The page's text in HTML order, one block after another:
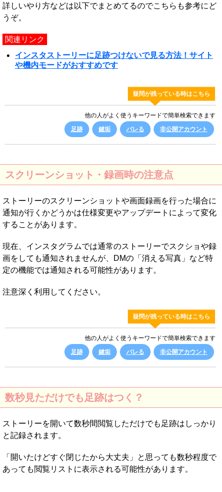
詳しいやり方などは以下でまとめてるのでこちらも参考にど
うぞ。
関連リンク
インスタストーリーに足跡つけないで見る方法！サイト
や機内モードがおすすめです
疑問が残っている時はこちら
他の人がよく使うキーワードで簡単検索できます
足跡
鍵垢 バレる 非公開アカウント
スクリーンショット・録画時の注意点
ストーリーのスクリーンショットや画面録画を行った場合に
通知が行くかどうかは仕様変更やアップデートによって変化
することがあります。
現在、インスタグラムでは通常のストーリーでスクショや録
画をしても通知されませんが、DMの「消える写真」など特
定の機能では通知される可能性があります。
注意深く利用してください。
疑問が残っている時はこちら
他の人がよく使うキーワードで簡単検索できます
足跡
鍵垢 バレる 非公開アカウント
数秒見ただけでも足跡はつく？
ストーリーを開いて数秒間閲覧しただけでも足跡はしっかり
と記録されます。
「開いたけどすぐ閉じたから大丈夫」と思っても数秒程度で
あっても閲覧リストに表示される可能性があります。